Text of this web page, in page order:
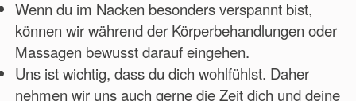
Wenn du im Nacken besonders verspannt bist,
können wir während der Körperbehandlungen oder
Massagen bewusst darauf eingehen.
Uns ist wichtig, dass du dich wohlfühlst. Daher
nehmen wir uns auch gerne die Zeit dich und deine